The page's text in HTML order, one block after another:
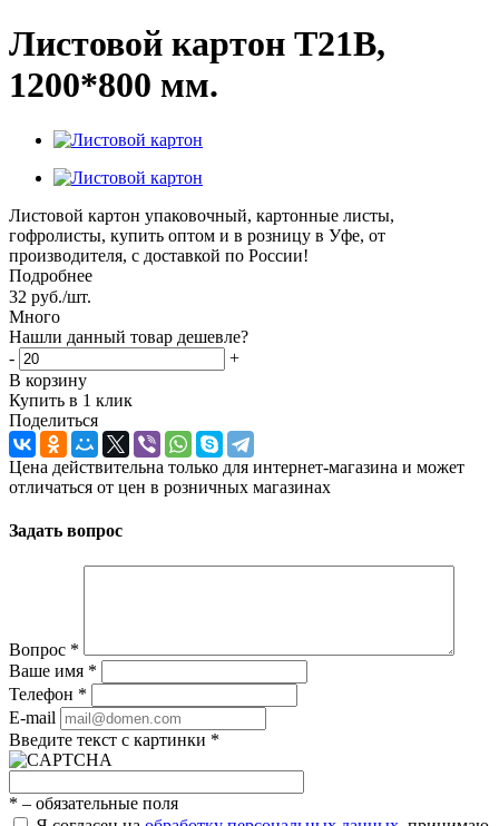
Листовой картон Т21В,
1200*800 мм.
Листовой картон упаковочный, картонные листы,
гофролисты, купить оптом и в розницу в Уфе, от
производителя, с доставкой по России!
Подробнее
32 руб./шт.
Много
Нашли данный товар дешевле?
-
+
В корзину
Купить в 1 клик
Поделиться
Цена действительна только для интернет-магазина и может
отличаться от цен в розничных магазинах
Задать вопрос
Вопрос *
Ваше имя *
Телефон *
E-mail
Введите текст с картинки *
* – обязательные поля